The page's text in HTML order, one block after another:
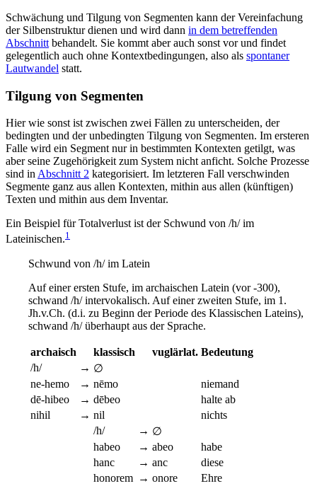
Schwächung und Tilgung von Segmenten kann der Vereinfachung
der Silbenstruktur dienen und wird dann in dem betreffenden
Abschnitt behandelt. Sie kommt aber auch sonst vor und findet
gelegentlich auch ohne Kontextbedingungen, also als spontaner
Lautwandel statt.
Tilgung von Segmenten
Hier wie sonst ist zwischen zwei Fällen zu unterscheiden, der
bedingten und der unbedingten Tilgung von Segmenten. Im ersteren
Falle wird ein Segment nur in bestimmten Kontexten getilgt, was
aber seine Zugehörigkeit zum System nicht anficht. Solche Prozesse
sind in Abschnitt 2 kategorisiert. Im letzteren Fall verschwinden
Segmente ganz aus allen Kontexten, mithin aus allen (künftigen)
Texten und mithin aus dem Inventar.
Ein Beispiel für Totalverlust ist der Schwund von /h/ im
Lateinischen.1
Schwund von /h/ im Latein
Auf einer ersten Stufe, im archaischen Latein (vor -300),
schwand /h/ intervokalisch. Auf einer zweiten Stufe, im 1.
Jh.v.Ch. (d.i. zu Beginn der Periode des Klassischen Lateins),
schwand /h/ überhaupt aus der Sprache.
archaisch klassisch vuglärlat. Bedeutung
/h/
→ ∅
ne-hemo
→ nēmo
niemand
dē-hibeo
→ dēbeo
halte ab
nihil
→ nil
nichts
/h/
→ ∅
habeo
→ abeo
habe
hanc
→ anc
diese
honorem → onore Ehre